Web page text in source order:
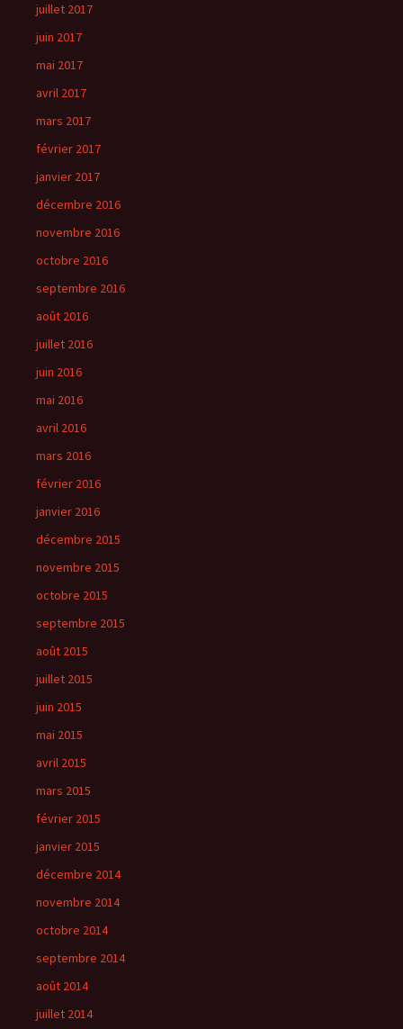
juillet 2017
juin 2017
mai 2017
avril 2017
mars 2017
février 2017
janvier 2017
décembre 2016
novembre 2016
octobre 2016
septembre 2016
août 2016
juillet 2016
juin 2016
mai 2016
avril 2016
mars 2016
février 2016
janvier 2016
décembre 2015
novembre 2015
octobre 2015
septembre 2015
août 2015
juillet 2015
juin 2015
mai 2015
avril 2015
mars 2015
février 2015
janvier 2015
décembre 2014
novembre 2014
octobre 2014
septembre 2014
août 2014
juillet 2014